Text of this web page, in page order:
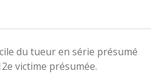
du tueur en série présumé
victime présumée.